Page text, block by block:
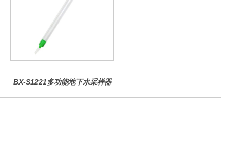
BX-S1221多功能地下水采样器